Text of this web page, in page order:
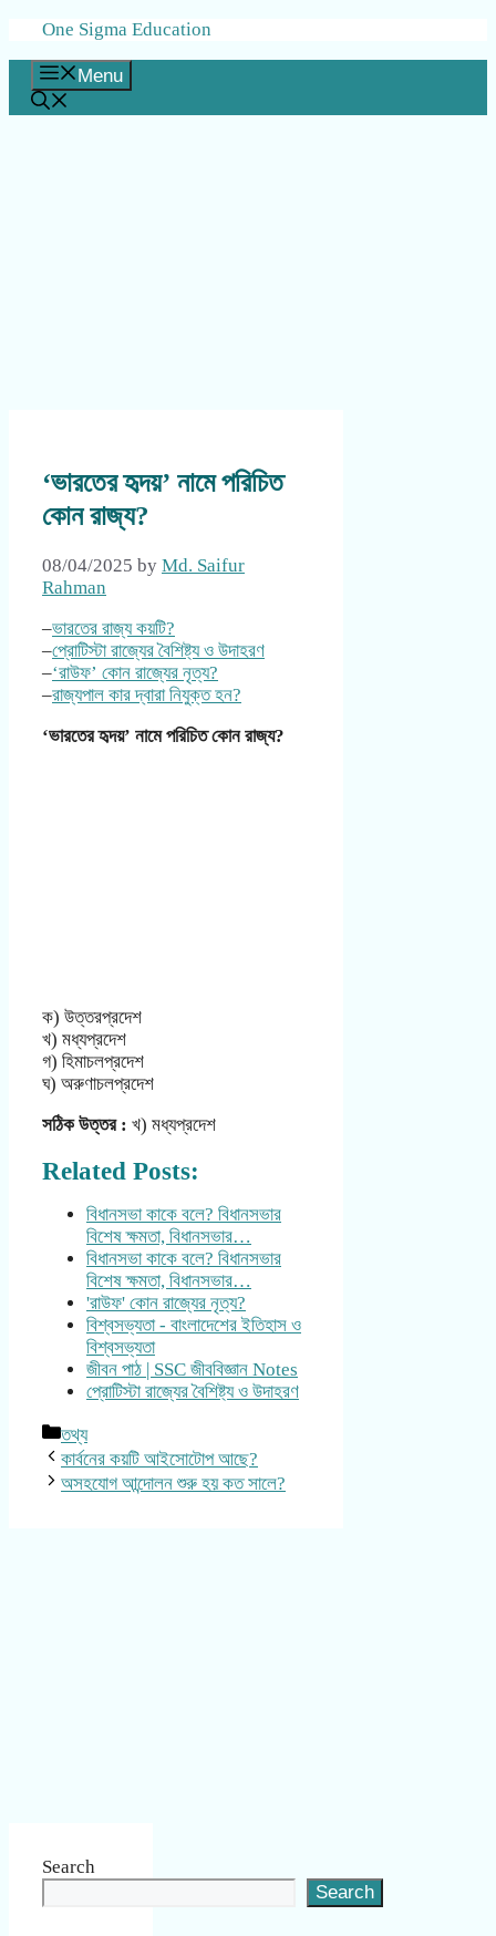
Skip
content
One Sigma Education
Menu
‘ভারতের হৃদয়’ নামে পরিচিত
কোন রাজ্য?
08/04/2025 by Md. Saifur
Rahman
–ভারতের রাজ্য কয়টি?
–প্রোটিস্টা রাজ্যের বৈশিষ্ট্য ও উদাহরণ
–‘রাউফ’ কোন রাজ্যের নৃত্য?
–রাজ্যপাল কার দ্বারা নিযুক্ত হন?
‘ভারতের হৃদয়’ নামে পরিচিত কোন রাজ্য?
ক) উত্তরপ্রদেশ
খ) মধ্যপ্রদেশ
গ) হিমাচলপ্রদেশ
ঘ) অরুণাচলপ্রদেশ
সঠিক উত্তর : খ) মধ্যপ্রদেশ
Related Posts:
বিধানসভা কাকে বলে? বিধানসভার
বিশেষ ক্ষমতা, বিধানসভার…
বিধানসভা কাকে বলে? বিধানসভার
বিশেষ ক্ষমতা, বিধানসভার…
'রাউফ' কোন রাজ্যের নৃত্য?
বিশ্বসভ্যতা - বাংলাদেশের ইতিহাস ও
বিশ্বসভ্যতা
জীবন পাঠ | SSC জীববিজ্ঞান Notes
প্রোটিস্টা রাজ্যের বৈশিষ্ট্য ও উদাহরণ
Categories
তথ্য
কার্বনের কয়টি আইসোটোপ আছে?
অসহযোগ আন্দোলন শুরু হয় কত সালে?
Search
Search